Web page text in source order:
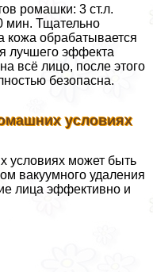
ромашки: 3 ст.л.
мин. Тщательно
кожа обpaбатывается
лучшего эффекта
всё лицо, после этого
безопасна.
условиях
условиях может быть
вакуумного удаления
лица эффективно и